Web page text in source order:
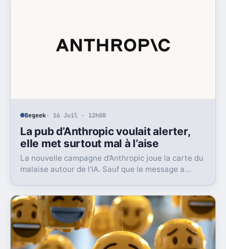
Begeek· 16 Juil · 12h00
La pub d’Anthropic voulait alerter,
elle met surtout mal à l’aise
La nouvelle campagne d’Anthropic joue la carte du
malaise autour de l’IA. Sauf que le message a